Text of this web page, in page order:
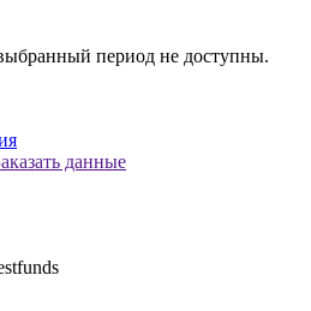
период не доступны.
данные